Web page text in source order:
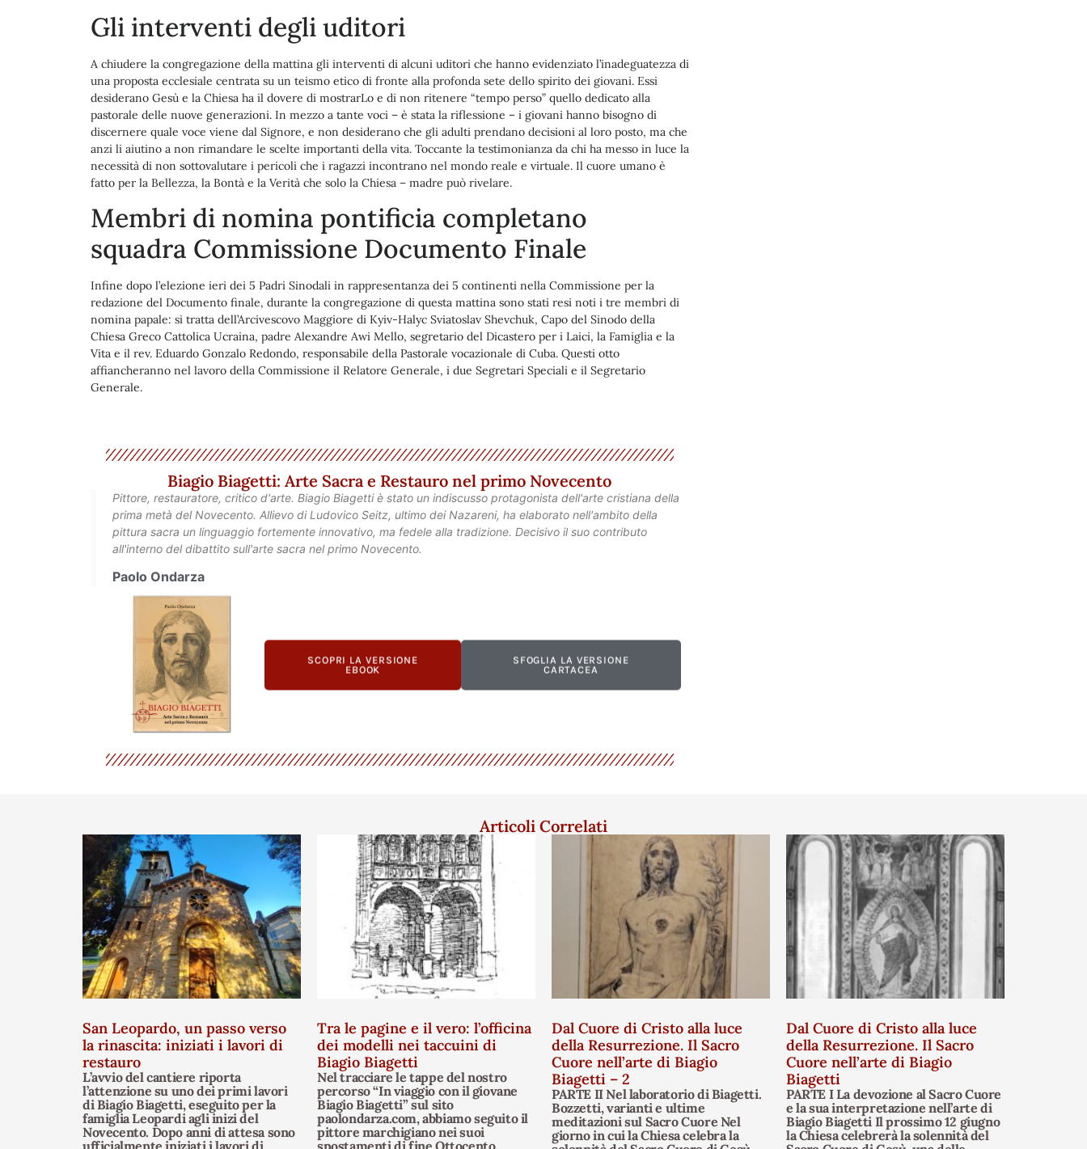
Gli interventi degli uditori
A chiudere la congregazione della mattina gli interventi di alcuni uditori che hanno evidenziato l’inadeguatezza di
una proposta ecclesiale centrata su un teismo etico di fronte alla profonda sete dello spirito dei giovani. Essi
desiderano Gesù e la Chiesa ha il dovere di mostrarLo e di non ritenere “tempo perso” quello dedicato alla
pastorale delle nuove generazioni. In mezzo a tante voci – è stata la riflessione – i giovani hanno bisogno di
discernere quale voce viene dal Signore, e non desiderano che gli adulti prendano decisioni al loro posto, ma che
anzi li aiutino a non rimandare le scelte importanti della vita. Toccante la testimonianza da chi ha messo in luce la
necessità di non sottovalutare i pericoli che i ragazzi incontrano nel mondo reale e virtuale. Il cuore umano è
fatto per la Bellezza, la Bontà e la Verità che solo la Chiesa – madre può rivelare.
Membri di nomina pontificia completano
squadra Commissione Documento Finale
Infine dopo l’elezione ieri dei 5 Padri Sinodali in rappresentanza dei 5 continenti nella Commissione per la
redazione del Documento finale, durante la congregazione di questa mattina sono stati resi noti i tre membri di
nomina papale: si tratta dell’Arcivescovo Maggiore di Kyiv-Halyc Sviatoslav Shevchuk, Capo del Sinodo della
Chiesa Greco Cattolica Ucraina, padre Alexandre Awi Mello, segretario del Dicastero per i Laici, la Famiglia e la
Vita e il rev. Eduardo Gonzalo Redondo, responsabile della Pastorale vocazionale di Cuba. Questi otto
affiancheranno nel lavoro della Commissione il Relatore Generale, i due Segretari Speciali e il Segretario
Generale.
Biagio Biagetti: Arte Sacra e Restauro nel primo Novecento
Pittore, restauratore, critico d'arte. Biagio Biagetti è stato un indiscusso protagonista dell'arte cristiana della
prima metà del Novecento. Allievo di Ludovico Seitz, ultimo dei Nazareni, ha elaborato nell'ambito della
pittura sacra un linguaggio fortemente innovativo, ma fedele alla tradizione. Decisivo il suo contributo
all'interno del dibattito sull'arte sacra nel primo Novecento.
Paolo Ondarza
SCOPRI LA VERSIONE
EBOOK
SFOGLIA LA VERSIONE
CARTACEA
Articoli Correlati
San Leopardo, un passo verso
la rinascita: iniziati i lavori di
restauro
L’avvio del cantiere riporta
l’attenzione su uno dei primi lavori
di Biagio Biagetti, eseguito per la
famiglia Leopardi agli inizi del
Novecento. Dopo anni di attesa sono
Tra le pagine e il vero: l’officina
dei modelli nei taccuini di
Biagio Biagetti
Nel tracciare le tappe del nostro
percorso “In viaggio con il giovane
Biagio Biagetti” sul sito
paolondarza.com, abbiamo seguito il
pittore marchigiano nei suoi
Dal Cuore di Cristo alla luce
della Resurrezione. Il Sacro
Cuore nell’arte di Biagio
Biagetti – 2
PARTE II Nel laboratorio di Biagetti.
Bozzetti, varianti e ultime
meditazioni sul Sacro Cuore Nel
giorno in cui la Chiesa celebra la
Dal Cuore di Cristo alla luce
della Resurrezione. Il Sacro
Cuore nell’arte di Biagio
Biagetti
PARTE I La devozione al Sacro Cuore
e la sua interpretazione nell’arte di
Biagio Biagetti Il prossimo 12 giugno
la Chiesa celebrerà la solennità del